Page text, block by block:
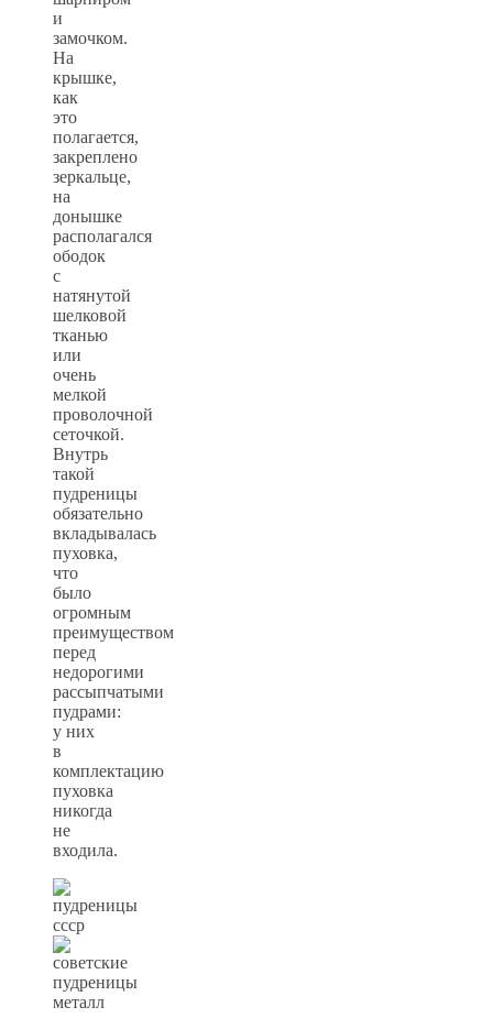
и
замочком.
На
крышке,
как
это
полагается,
закреплено
зеркальце,
на
донышке
располагался
ободок
с
натянутой
шелковой
тканью
или
очень
мелкой
проволочной
сеточкой.
Внутрь
такой
пудреницы
обязательно
вкладывалась
пуховка,
что
было
огромным
преимуществом
перед
недорогими
рассыпчатыми
пудрами:
у них
в
комплектацию
пуховка
никогда
не
входила.